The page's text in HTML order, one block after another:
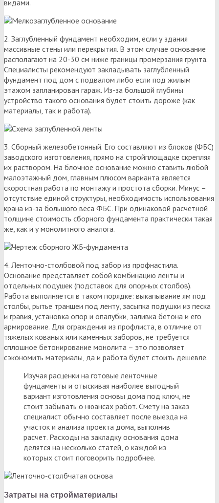
видами.
2. Заглубленный фундамент необходим, если у здания
массивные стены или перекрытия. В этом случае основание
располагают на 20-30 см ниже границы промерзания грунта.
Специалисты рекомендуют закладывать заглубленный
фундамент под дом с подвалом либо если под жилым
этажом запланирован гараж. Из-за большой глубины
устройство такого основания будет стоить дороже (как
материалы, так и работа).
3. Сборный железобетонный. Его составляют из блоков (ФБС)
заводского изготовления, прямо на стройплощадке скрепляя
их раствором. На блочное основание можно ставить любой
малоэтажный дом, главным плюсом варианта является
скоростная работа по монтажу и простота сборки. Минус –
отсутствие единой структуры, необходимость использования
крана из-за большого веса ФБС. При одинаковой расчетной
толщине стоимость сборного фундамента практически такая
же, как и у монолитного аналога.
4. Ленточно-столбовой под забор из профнастила.
Основание представляет собой комбинацию ленты и
отдельных подушек (подставок для опорных столбов).
Работа выполняется в таком порядке: выкапывание ям под
столбы, рытье траншеи под ленту, засыпка подушки из песка
и гравия, установка опор и опалубки, заливка бетона и его
армирование. Для ограждения из профлиста, в отличие от
тяжелых кованых или каменных заборов, не требуется
сплошное бетонирование монолита – это позволяет
сэкономить материалы, да и работа будет стоить дешевле.
Изучая расценки на готовые ленточные
фундаменты и отыскивая наиболее выгодный
вариант изготовления основы дома под ключ, не
стоит забывать о нюансах работ. Смету на заказ
специалист обычно составляет после выезда на
участок и анализа проекта дома, выполнив
расчет. Расходы на закладку основания дома
делятся на несколько статей, о каждой из
которых стоит поговорить подробнее.
Затраты на стройматериалы